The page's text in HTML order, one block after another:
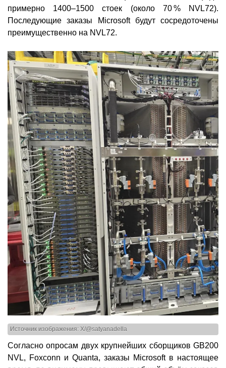
примерно 1400–1500 стоек (около 70 % NVL72).
Последующие заказы Microsoft будут сосредоточены
преимущественно на NVL72.
Источник изображения: X/@satyanadella
Согласно опросам двух крупнейших сборщиков GB200
NVL, Foxconn и Quanta, заказы Microsoft в настоящее